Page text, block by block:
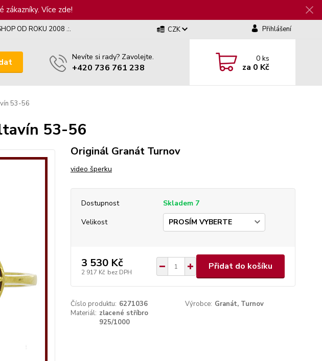
zákazníky. Více zde!
OD ROKU 2008 .:. CZK Přihlášení
Nevíte si rady? Zavolejte.
+420 736 761 238
0ks
za 0 Kč
53-56
53-56
Originál Granát Turnov
video šperku
Dostupnost
Skladem 7
Velikost
3 530 Kč
2 917 Kč bez DPH
Přidat do košíku
Číslo produktu: 6271036 Výrobce: Granát, Turnov
Materiál: zlacené stříbro
925/1000